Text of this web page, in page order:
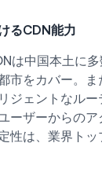
るCDN能力
は中国本土に
市をカバー。
ジェントなル
ーザーからのア
性は、業界ト